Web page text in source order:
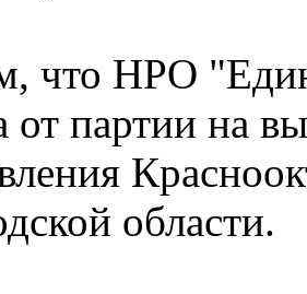
что НРО
от партии на
области.